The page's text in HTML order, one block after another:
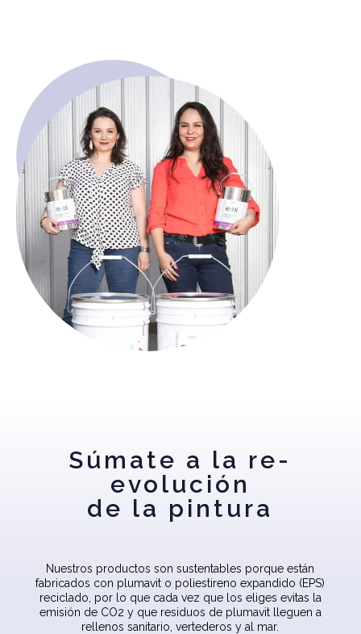
Súmate a la re-
evolución
de la pintura
Nuestros productos son sustentables porque están
fabricados con plumavit o poliestireno expandido (EPS)
reciclado, por lo que cada vez que los eliges evitas la
emisión de CO2 y que residuos de plumavit lleguen a
rellenos sanitario, vertederos y al mar.